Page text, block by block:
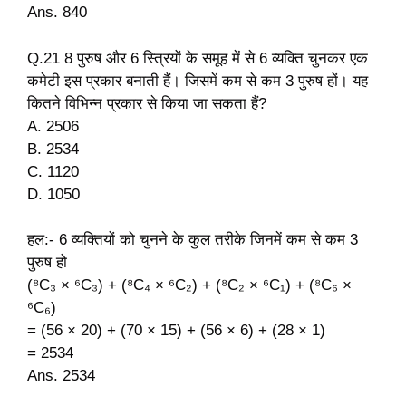
Ans. 840
Q.21 8 पुरुष और 6 स्त्रियों के समूह में से 6 व्यक्ति चुनकर एक
कमेटी इस प्रकार बनाती हैं। जिसमें कम से कम 3 पुरुष हों। यह
कितने विभिन्न प्रकार से किया जा सकता हैं?
A. 2506
B. 2534
C. 1120
D. 1050
हल:- 6 व्यक्तियों को चुनने के कुल तरीके जिनमें कम से कम 3
पुरुष हो
(⁸C₃ × ⁶C₃) + (⁸C₄ × ⁶C₂) + (⁸C₂ × ⁶C₁) + (⁸C₆ ×
⁶C₆)
= (56 × 20) + (70 × 15) + (56 × 6) + (28 × 1)
= 2534
Ans. 2534